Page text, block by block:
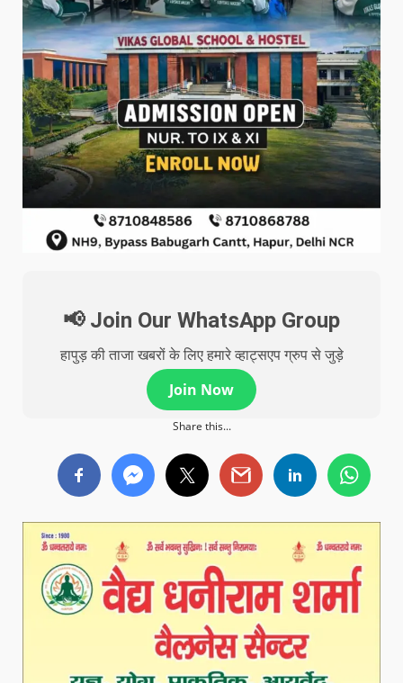
📢 Join Our WhatsApp Group
हापुड़ की ताजा खबरों के लिए हमारे व्हाट्सएप ग्रुप से जुड़े
Join Now
Share this...